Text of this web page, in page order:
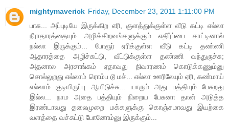
mightymaverick Friday, December 23, 2011 1:11:00 PM
பாசு... அப்புடியே இருக்கிற எரி, குளத்துக்குள்ள வீடு கட்டி எல்லா
நீராதாரத்தையும் அழிக்கிறவங்களுக்கும் எதிர்ப்பை காட்டினால்
நல்லா இருக்கும்... போரூர் ஏரிக்குள்ள வீடு கட்டி தண்ணி
ஆதாரத்தை அழிச்சுட்டு, வீட்டுக்குள்ள தண்ணி வந்துருச்சு;
அதனால அரசாங்கம் ஏதாவது நிவாரணம் கொடுக்கணும்னு
சொல்லுறது எல்லாம் ரொம்ப டூ மச்... எல்லா ஊரிலேயும் ஏரி, கண்மாய்
எல்லாம் குடியிருப்பு ஆயிடுச்சு... யாரும் அது பத்தியும் பேசுறது
இல்ல... நாம அதை பத்தியும் நிறைய பேசுனா தான் அடுத்த
இரண்டாவது தலைமுறை மக்களுக்கு கொஞ்சமாவது இயற்கை
வளத்தை வச்சுட்டு போனோம்னு இருக்கும்...